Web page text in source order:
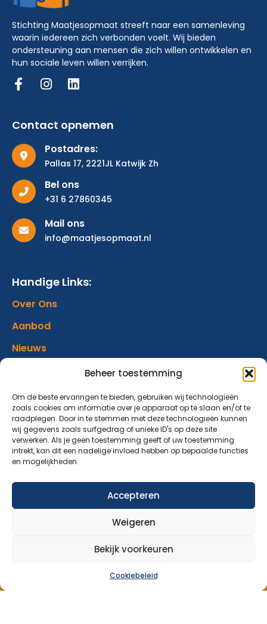
Beheer toestemming
Om de beste ervaringen te bieden, gebruiken wij technologieën
zoals cookies om informatie over je apparaat op te slaan en/of te
raadplegen. Door in te stemmen met deze technologieën kunnen
wij gegevens zoals surfgedrag of unieke ID's op deze site
verwerken. Als je geen toestemming geeft of uw toestemming
intrekt, kan dit een nadelige invloed hebben op bepaalde functies
en mogelijkheden.
Accepteren
Weigeren
Bekijk voorkeuren
Cookiebeleid
Stichting Maatjesopmaat streeft naar een samenleving
waarin iedereen zich verbonden voelt. Wij bieden
ondersteuning aan mensen die zich willen ontwikkelen en
hun sociale leven willen verrijken.
Contact opnemen
Postadres:
Pallas 17, 2221JL Katwijk Zh
Bel ons
+31 6 27860345
Mail ons
info@maatjesopmaat.nl
Handige Links:
Over Ons
Aanbod
Nieuws
Donatie
Contact
Abonneer op onze nieuwsbrief
Aanmelden nieuwsbrief